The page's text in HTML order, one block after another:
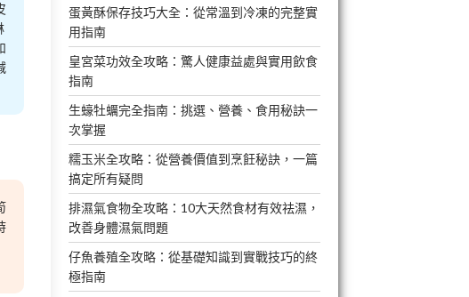
蛋黃酥保存技巧大全：從常溫到冷凍的完整實
用指南
皇宮菜功效全攻略：驚人健康益處與實用飲食
指南
生蠔牡蠣完全指南：挑選、營養、食用秘訣一
次掌握
糯玉米全攻略：從營養價值到烹飪秘訣，一篇
搞定所有疑問
排濕氣食物全攻略：10大天然食材有效祛濕，
改善身體濕氣問題
仔魚養殖全攻略：從基礎知識到實戰技巧的終
極指南